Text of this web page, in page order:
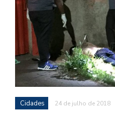
Cidades 24 de julho de 2018